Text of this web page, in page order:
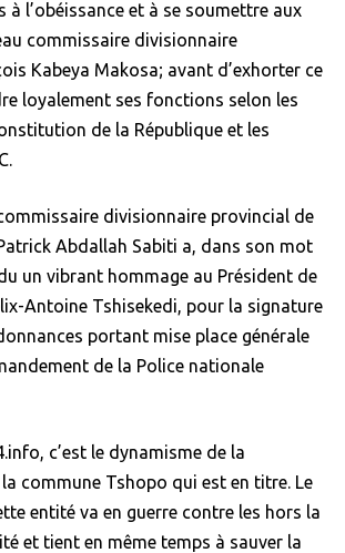
à l’obéissance et à se soumettre aux
commissaire divisionnaire
Kabeya Makosa; avant d’exhorter ce
loyalement ses fonctions selon les
de la République et les
divisionnaire provincial de
Abdallah Sabiti a, dans son mot
un vibrant hommage au Président de
Antoine Tshisekedi, pour la signature
portant mise place générale
de la Police nationale
c’est le dynamisme de la
commune Tshopo qui est en titre. Le
entité va en guerre contre les hors la
et tient en même temps à sauver la